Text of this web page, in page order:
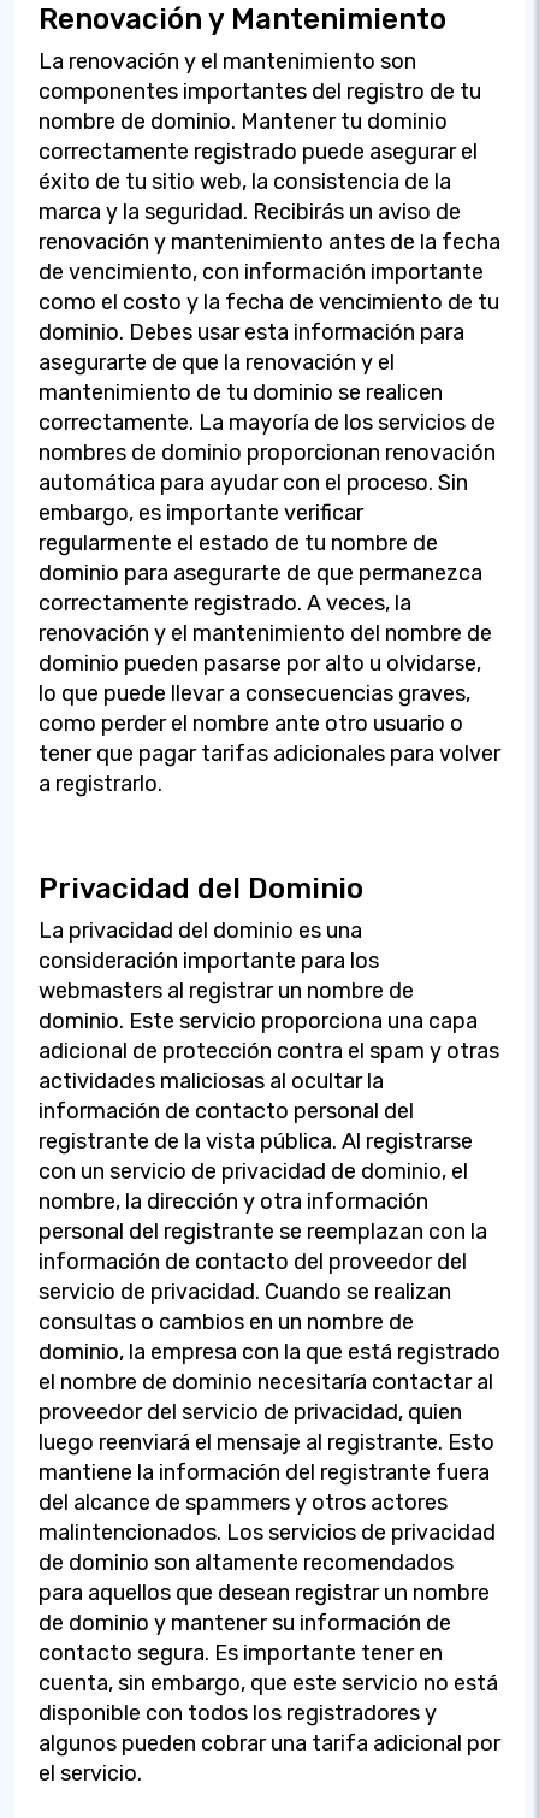
Renovación y Mantenimiento
La renovación y el mantenimiento son
componentes importantes del registro de tu
nombre de dominio. Mantener tu dominio
correctamente registrado puede asegurar el
éxito de tu sitio web, la consistencia de la
marca y la seguridad. Recibirás un aviso de
renovación y mantenimiento antes de la fecha
de vencimiento, con información importante
como el costo y la fecha de vencimiento de tu
dominio. Debes usar esta información para
asegurarte de que la renovación y el
mantenimiento de tu dominio se realicen
correctamente. La mayoría de los servicios de
nombres de dominio proporcionan renovación
automática para ayudar con el proceso. Sin
embargo, es importante verificar
regularmente el estado de tu nombre de
dominio para asegurarte de que permanezca
correctamente registrado. A veces, la
renovación y el mantenimiento del nombre de
dominio pueden pasarse por alto u olvidarse,
lo que puede llevar a consecuencias graves,
como perder el nombre ante otro usuario o
tener que pagar tarifas adicionales para volver
a registrarlo.
Privacidad del Dominio
La privacidad del dominio es una
consideración importante para los
webmasters al registrar un nombre de
dominio. Este servicio proporciona una capa
adicional de protección contra el spam y otras
actividades maliciosas al ocultar la
información de contacto personal del
registrante de la vista pública. Al registrarse
con un servicio de privacidad de dominio, el
nombre, la dirección y otra información
personal del registrante se reemplazan con la
información de contacto del proveedor del
servicio de privacidad. Cuando se realizan
consultas o cambios en un nombre de
dominio, la empresa con la que está registrado
el nombre de dominio necesitaría contactar al
proveedor del servicio de privacidad, quien
luego reenviará el mensaje al registrante. Esto
mantiene la información del registrante fuera
del alcance de spammers y otros actores
malintencionados. Los servicios de privacidad
de dominio son altamente recomendados
para aquellos que desean registrar un nombre
de dominio y mantener su información de
contacto segura. Es importante tener en
cuenta, sin embargo, que este servicio no está
disponible con todos los registradores y
algunos pueden cobrar una tarifa adicional por
el servicio.